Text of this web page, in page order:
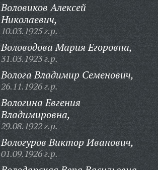
Воловиков Алексей
Николаевич,
10.03.1925 г.р.
Воловодова Мария Егоровна,
31.03.1923 г.р.
Волога Владимир Семенович,
26.11.1926 г.р.
Вологина Евгения
Владимировна,
29.08.1922 г.р.
Вологуров Виктор Иванович,
01.09.1926 г.р.